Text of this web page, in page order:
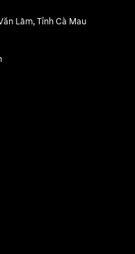
Lâm, Tỉnh Cà Mau